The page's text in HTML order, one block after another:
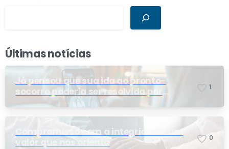
Últimas notícias
Já pensou que sua ida ao pronto-
socorro poderia ser resolvida por
telemedicina?
1
Compromisso com a integridade: um
valor que nos orienta
0